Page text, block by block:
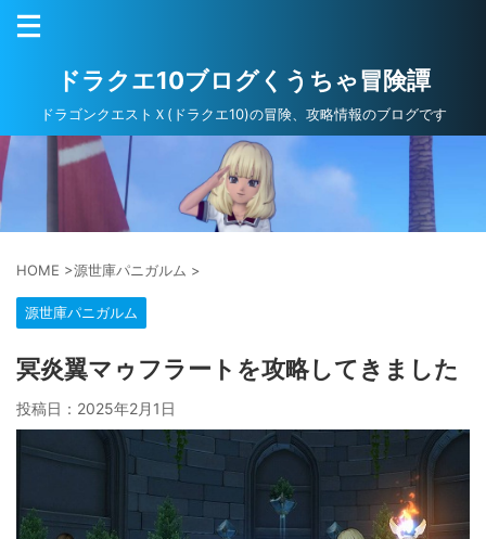
ドラクエ10ブログくうちゃ冒険譚
ドラゴンクエストＸ(ドラクエ10)の冒険、攻略情報のブログです
HOME >源世庫パニガルム >
源世庫パニガルム
冥炎翼マゥフラートを攻略してきました
投稿日： 2025年2月1日